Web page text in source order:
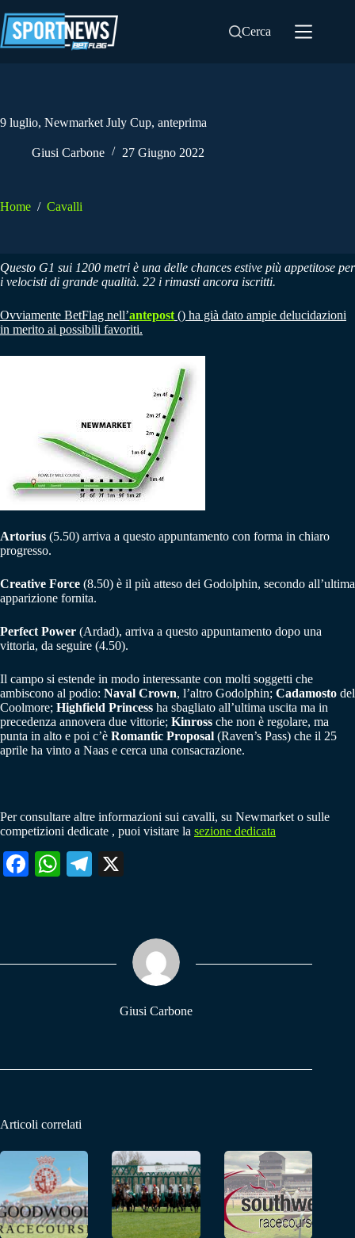
al
contenuto
Cerca
9 luglio, Newmarket July Cup, anteprima
Giusi Carbone 27 Giugno 2022
Home / Cavalli
Questo G1 sui 1200 metri è una delle chances estive più appetitose per
i velocisti di grande qualità. 22 i rimasti ancora iscritti.
Ovviamente BetFlag nell’antepost () ha già dato ampie delucidazioni
in merito ai possibili favoriti.
Artorius (5.50) arriva a questo appuntamento con forma in chiaro
progresso.
Creative Force (8.50) è il più atteso dei Godolphin, secondo all’ultima
apparizione fornita.
Perfect Power (Ardad), arriva a questo appuntamento dopo una
vittoria, da seguire (4.50).
Il campo si estende in modo interessante con molti soggetti che
ambiscono al podio: Naval Crown, l’altro Godolphin; Cadamosto del
Coolmore; Highfield Princess ha sbagliato all’ultima uscita ma in
precedenza annovera due vittorie; Kinross che non è regolare, ma
punta in alto e poi c’è Romantic Proposal (Raven’s Pass) che il 25
aprile ha vinto a Naas e cerca una consacrazione.
Per consultare altre informazioni sui cavalli, su Newmarket o sulle
competizioni dedicate , puoi visitare la sezione dedicata
Fa W
pp
Te
m
Giusi Carbone
Articoli correlati